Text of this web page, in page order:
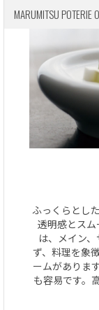
MARUMITSU POTERIE
ふっくらとし
透明感とス
は、メイン
ず、料理を象
ームがありま
も容易です。